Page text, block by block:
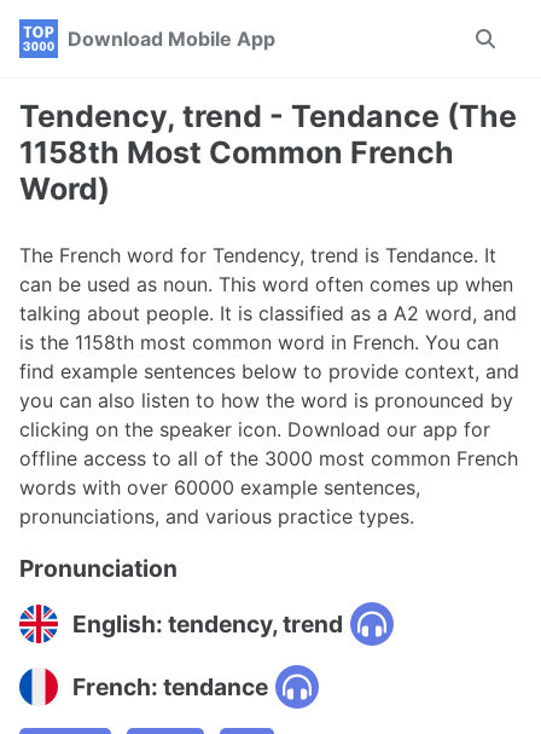
Skip
navigation
Skip
Skip
Download Mobile App
Toggle
Tendency, trend - Tendance (The
1158th Most Common French
Word)
The French word for Tendency, trend is Tendance. It
can be used as noun. This word often comes up when
talking about people. It is classified as a A2 word, and
is the 1158th most common word in French. You can
find example sentences below to provide context, and
you can also listen to how the word is pronounced by
clicking on the speaker icon. Download our app for
offline access to all of the 3000 most common French
words with over 60000 example sentences,
pronunciations, and various practice types.
Pronunciation
English: tendency, trend
French: tendance